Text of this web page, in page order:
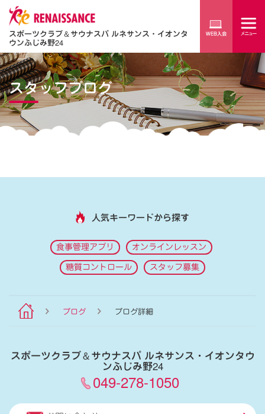
スポーツクラブ＆サウナスパ ルネサンス・イオンタ
ウンふじみ野24
スタッフブログ
人気キーワードから探す
食事管理アプリ オンラインレッスン
糖質コントロール スタッフ募集
ブログ ブログ詳細
スポーツクラブ＆サウナスパ ルネサンス・イオンタウ
ンふじみ野24
049-278-1050